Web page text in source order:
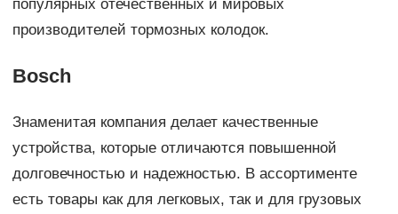
популярных отечественных и мировых
производителей тормозных колодок.
Bosch
Знаменитая компания делает качественные
устройства, которые отличаются повышенной
долговечностью и надежностью. В ассортименте
есть товары как для легковых, так и для грузовых